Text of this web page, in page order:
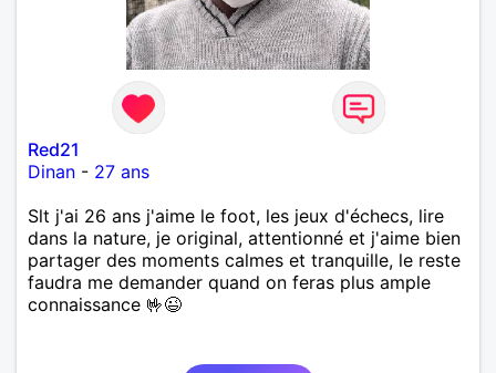
Red21
Dinan - 27 ans
Slt j'ai 26 ans j'aime le foot, les jeux d'échecs, lire
dans la nature, je original, attentionné et j'aime bien
partager des moments calmes et tranquille, le reste
faudra me demander quand on feras plus ample
connaissance 🤟😉